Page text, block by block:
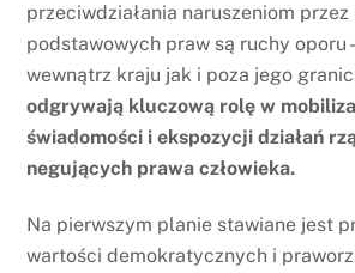
przeciwdziałania naruszeniom przez
podstawowych praw są ruchy oporu
wewnątrz kraju jak i poza jego
odgrywają kluczową rolę w
świadomości i ekspozycji działań
negujących prawa człowieka.
Na pierwszym planie stawiane jest
wartości demokratycznych i